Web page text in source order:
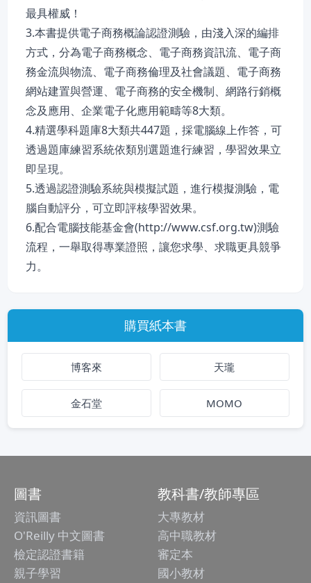
最具權威！
3.本書提供電子商務概論認證測驗，由淺入深的編排
方式，分為電子商務概念、電子商務資訊流、電子商
務金流與物流、電子商務倫理及社會議題、電子商務
網站建置與營運、電子商務的安全機制、網路行銷概
念及應用、企業電子化應用範疇等8大類。
4.精選學科題庫8大類共447題，採電腦線上作答，可
透過題庫練習系統依類別選題進行練習，學習效果立
即呈現。
5.透過認證測驗系統與模擬試題，進行模擬測驗，電
腦自動評分，可立即評核學習效果。
6.配合電腦技能基金會(http://www.csf.org.tw)測驗
流程，一舉取得專業證照，讓您求學、求職更具競爭
力。
購買紙本書
博客來 天瓏
金石堂 MOMO
圖書
資訊圖書
O'Reilly 中文圖書
檢定認證書籍
親子學習
教科書/教師專區
大專教材
高中職教材
審定本
國小教材